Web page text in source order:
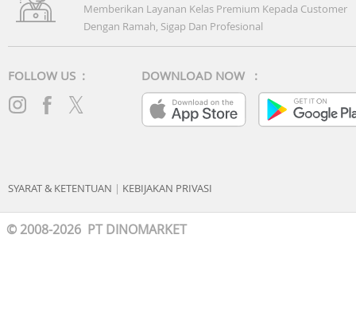
What's in the box RS 4 Mini :
Quick-Release Plate x1
RS 4 Mini Tripod x1
USB-C Charging Cable (40 cm) x1
Memberikan Layanan Kelas Premium Kepada Customer
Dengan Ramah, Sigap Dan Profesional
FOLLOW US : DOWNLOAD NOW :
SYARAT & KETENTUAN | KEBIJAKAN PRIVASI
© 2008-2026 PT DINOMARKET